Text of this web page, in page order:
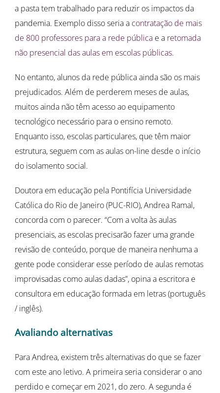
a pasta tem trabalhado para reduzir os impactos da
pandemia. Exemplo disso seria a contratação de mais
de 800 professores para a rede pública e a retomada
não presencial das aulas em escolas públicas.
No entanto, alunos da rede pública ainda são os mais
prejudicados. Além de perderem meses de aulas,
muitos ainda não têm acesso ao equipamento
tecnológico necessário para o ensino remoto.
Enquanto isso, escolas particulares, que têm maior
estrutura, seguem com as aulas on-line desde o início
do isolamento social.
Doutora em educação pela Pontifícia Universidade
Católica do Rio de Janeiro (PUC-RIO), Andrea Ramal,
concorda com o parecer. “Com a volta às aulas
presenciais, as escolas precisarão fazer uma grande
revisão de conteúdo, porque de maneira nenhuma a
gente pode considerar esse período de aulas remotas
improvisadas como aulas dadas”, opina a escritora e
consultora em educação formada em letras (português
/ inglês).
Avaliando alternativas
Para Andrea, existem três alternativas do que se fazer
com este ano letivo. A primeira seria considerar o ano
perdido e começar em 2021, do zero. A segunda é